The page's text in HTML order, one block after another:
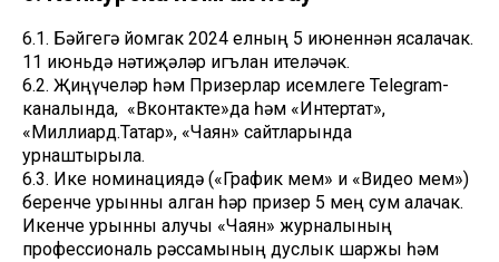
6.1. Бәйгегә йомгак 2024 елның 5 июненнән ясалачак.
11 июньдә нәтиҗәләр игълан ителәчәк.
6.2. Җиңүчеләр һәм Призерлар исемлеге Telegram-
каналында, «Вконтакте»да һәм «Интертат»,
«Миллиард.Татар», «Чаян» сайтларында
урнаштырыла.
6.3. Ике номинациядә («График мем» и «Видео мем»)
беренче урынны алган һәр призер 5 мең сум алачак.
Икенче урынны алучы «Чаян» журналының
профессиональ рәссамының дуслык шаржы һәм